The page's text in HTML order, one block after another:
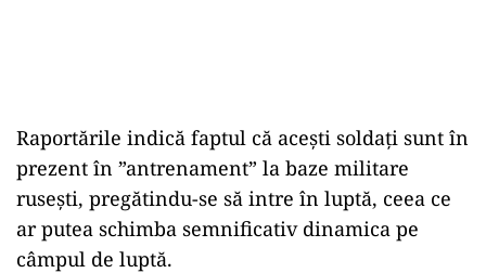
Raportările indică faptul că acești soldați sunt în
prezent în ”antrenament” la baze militare
rusești, pregătindu-se să intre în luptă, ceea ce
ar putea schimba semnificativ dinamica pe
câmpul de luptă.